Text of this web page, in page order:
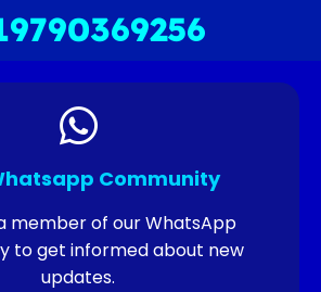
Community
member of our WhatsApp
to get informed about new
updates.